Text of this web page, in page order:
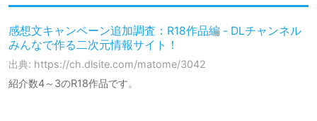
感想文キャンペーン追加調査：R18作品編 - DLチャンネル
みんなで作る二次元情報サイト！
出典: https://ch.dlsite.com/matome/3042
紹介数4～3のR18作品です。